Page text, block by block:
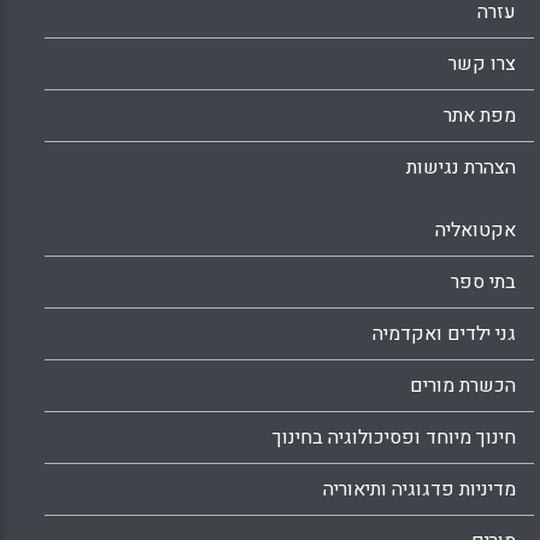
עזרה
צרו קשר
מפת אתר
הצהרת נגישות
אקטואליה
בתי ספר
גני ילדים ואקדמיה
הכשרת מורים
חינוך מיוחד ופסיכולוגיה בחינוך
מדיניות פדגוגיה ותיאוריה